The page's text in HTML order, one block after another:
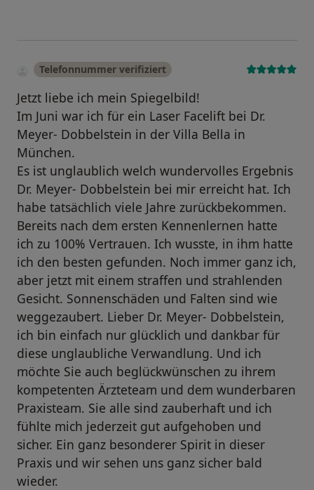
Telefonnummer verifiziert
Jetzt liebe ich mein Spiegelbild!
Im Juni war ich für ein Laser Facelift bei Dr.
Meyer- Dobbelstein in der Villa Bella in
München.
Es ist unglaublich welch wundervolles Ergebnis
Dr. Meyer- Dobbelstein bei mir erreicht hat. Ich
habe tatsächlich viele Jahre zurückbekommen.
Bereits nach dem ersten Kennenlernen hatte
ich zu 100% Vertrauen. Ich wusste, in ihm hatte
ich den besten gefunden. Noch immer ganz ich,
aber jetzt mit einem straffen und strahlenden
Gesicht. Sonnenschäden und Falten sind wie
weggezaubert. Lieber Dr. Meyer- Dobbelstein,
ich bin einfach nur glücklich und dankbar für
diese unglaubliche Verwandlung. Und ich
möchte Sie auch beglückwünschen zu ihrem
kompetenten Ärzteteam und dem wunderbaren
Praxisteam. Sie alle sind zauberhaft und ich
fühlte mich jederzeit gut aufgehoben und
sicher. Ein ganz besonderer Spirit in dieser
Praxis und wir sehen uns ganz sicher bald
wieder.